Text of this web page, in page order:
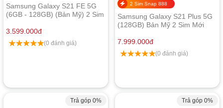
Samsung Galaxy S21 FE 5G
(6GB - 128GB) (Bản Mỹ) 2 Sim
3.599.000đ
(0 đánh giá)
2 Sim Snap 888
Samsung Galaxy S21 Plus 5G
(128GB) Bản Mỹ 2 Sim Mới
7.999.000đ
(0 đánh giá)
Trả góp 0% Trả góp 0%